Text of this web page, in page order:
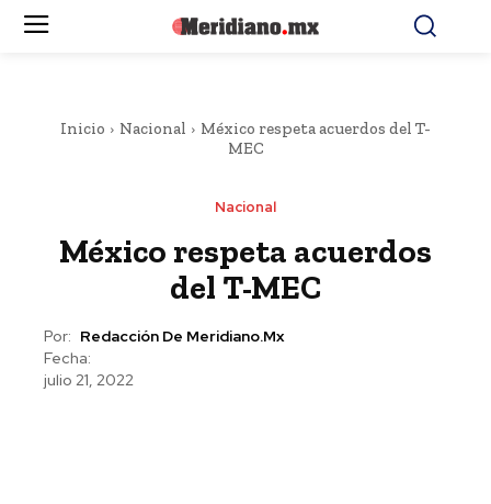
Inicio Nacional
México respeta acuerdos del T-
MEC
Nacional
México respeta acuerdos
del T-MEC
Por: Redacción De Meridiano.mx
Fecha:
julio 21, 2022